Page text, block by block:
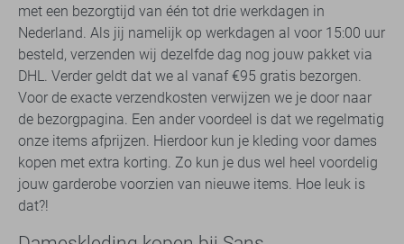
met een bezorgtijd van één tot drie werkdagen in
Nederland. Als jij namelijk op werkdagen al voor 15:00 uur
besteld, verzenden wij dezelfde dag nog jouw pakket via
DHL. Verder geldt dat we al vanaf €95 gratis bezorgen.
Voor de exacte verzendkosten verwijzen we je door naar
de bezorgpagina. Een ander voordeel is dat we regelmatig
onze items afprijzen. Hierdoor kun je kleding voor dames
kopen met extra korting. Zo kun je dus wel heel voordelig
jouw garderobe voorzien van nieuwe items. Hoe leuk is
dat?!